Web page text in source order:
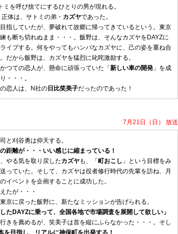
ミを呼び捨てにするひとりの男が現れる。
正体は、サトミの弟・ カズヤであった。
指していたが、夢破れて故郷に帰ってきているという。東京
も断ち切れぬまま・・・。飯野は、そんなカズヤをDAYZに
イブする。何をやってもハンパなカズヤに、己の姿を重ね合
だから飯野は、カズヤを猛烈に叱咤激励する。
つての恋人が、懸命に頑張っていた「 新しい車の開発 」を成
・・・。
恋人は、N社の 日比笑美子だったのであった！
7月21日（日） 放送
と刈谷勇は仰天する。
距離が・・・いい感じに縮まっている！
やる気を取り戻したカズヤも、「 町おこし 」という目標をみ
っていた。そして、カズヤは役者修行時代の先輩を訪ね、月
イベントを企画することに成功した。
たが・・・
京に戻った飯野に、新たなミッションが告げられる。
たDAYZに乗って、全国各地で市場調査を展開して欲しい」
きを薦めるが、笑美子は首を縦にふらなかった・・・。そし
を目指し、リアルに神保町を出発する！